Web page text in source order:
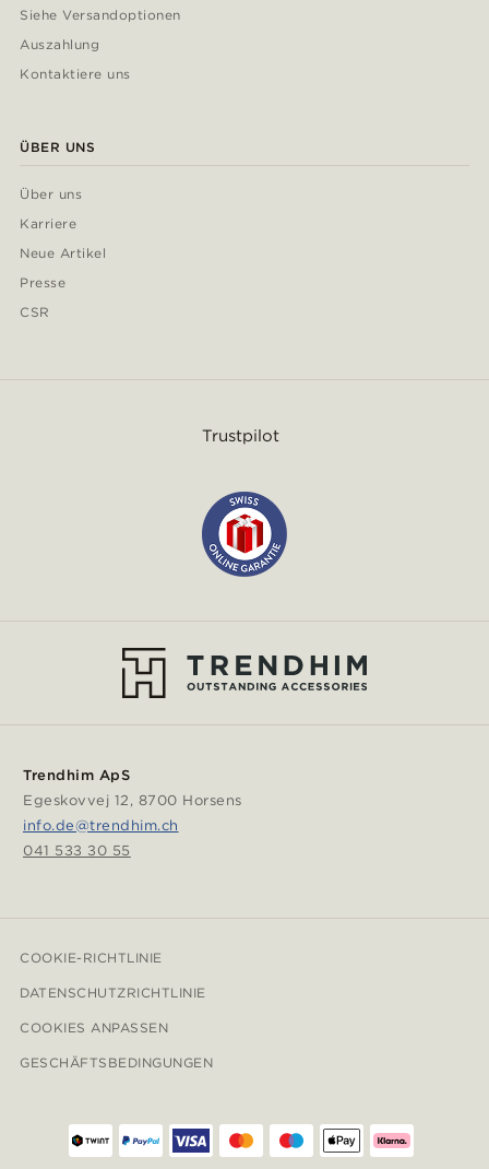
Siehe Versandoptionen
Auszahlung
Kontaktiere uns
ÜBER UNS
Über uns
Karriere
Neue Artikel
Presse
CSR
Trustpilot
Trendhim ApS
Egeskovvej 12, 8700 Horsens
info.de@trendhim.ch
041 533 30 55
COOKIE-RICHTLINIE
DATENSCHUTZRICHTLINIE
COOKIES ANPASSEN
GESCHÄFTSBEDINGUNGEN